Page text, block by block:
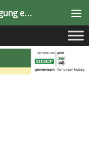
Sächsische Modellbahner-Vereinigung e.V.